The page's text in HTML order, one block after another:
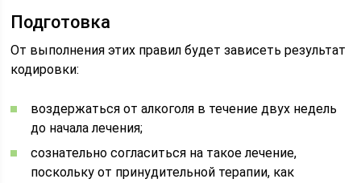
Подготовка
От выполнения этих правил будет зависеть результат
кодировки:
воздержаться от алкоголя в течение двух недель
до начала лечения;
сознательно согласиться на такое лечение,
поскольку от принудительной терапии, как